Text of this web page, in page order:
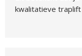
kwalitatieve traplift